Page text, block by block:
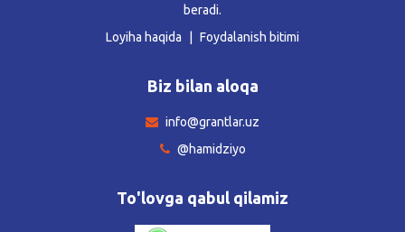
beradi.
Loyiha haqida
Foydalanish bitimi
Biz bilan aloqa
info@grantlar.uz
@hamidziyo
To'lovga qabul qilamiz